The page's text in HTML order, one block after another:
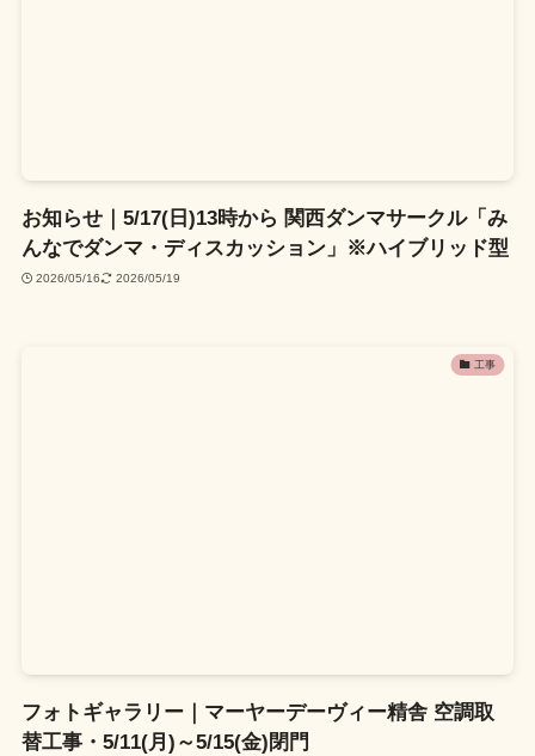
お知らせ｜5/17(日)13時から 関西ダンマサークル「み
んなでダンマ・ディスカッション」※ハイブリッド型
2026/05/16 2026/05/19
工事
フォトギャラリー｜マーヤーデーヴィー精舎 空調取
替工事・5/11(月)～5/15(金)閉門